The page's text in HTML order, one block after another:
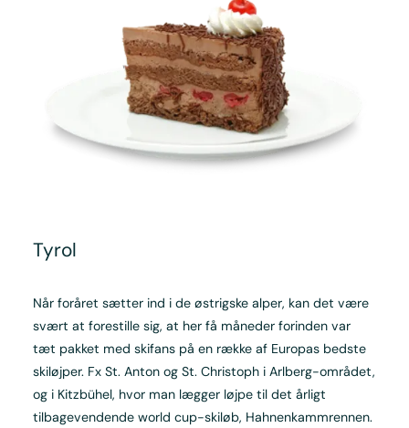
Tyrol
Når foråret sætter ind i de østrigske alper, kan det være
svært at forestille sig, at her få måneder forinden var
tæt pakket med skifans på en række af Europas bedste
skiløjper. Fx St. Anton og St. Christoph i Arlberg-området,
og i Kitzbühel, hvor man lægger løjpe til det årligt
tilbagevendende world cup-skiløb, Hahnenkammrennen.